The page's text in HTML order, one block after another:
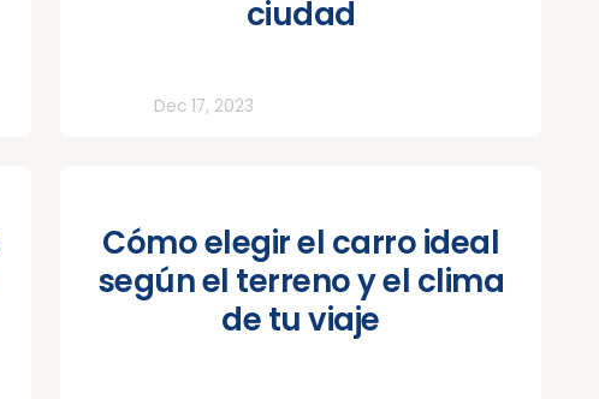
ciudad
Dec 17, 2023
Cómo elegir el carro ideal
según el terreno y el clima
de tu viaje